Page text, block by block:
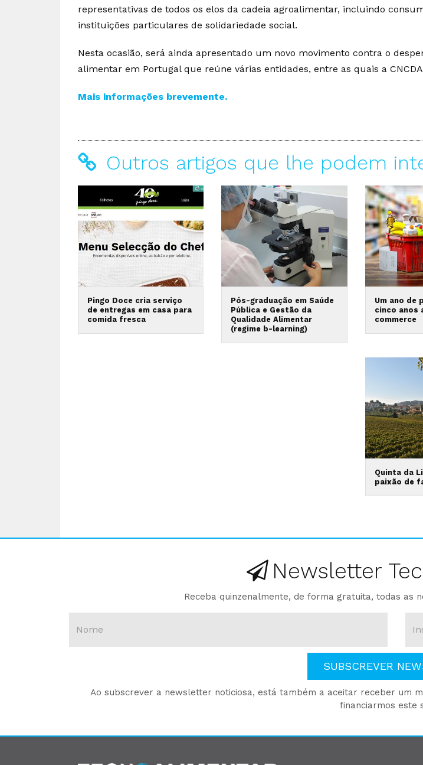
representativas de todos os elos da cadeia agroalimentar, incluindo
instituições particulares de solidariedade social.
Nesta ocasião, será ainda apresentado um novo movimento contra o
alimentar em Portugal que reúne várias entidades, entre as quais a
Mais informações brevemente.
Outros artigos que lhe podem
Pingo Doce cria serviço
de entregas em casa para
comida fresca
Pós-graduação em Saúde
Pública e Gestão da
Qualidade Alimentar
(regime b-learning)
Um ano de
cinco anos
commerce
Quinta da
paixão de
Newsletter
Receba quinzenalmente, de forma gratuita, todas as
SUBSCREVER
Ao subscrever a newsletter noticiosa, está também a aceitar receber um
financiarmos este